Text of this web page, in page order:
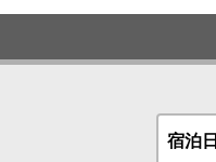
名様
定員 Wi-
完備
町家の風情
宿泊日